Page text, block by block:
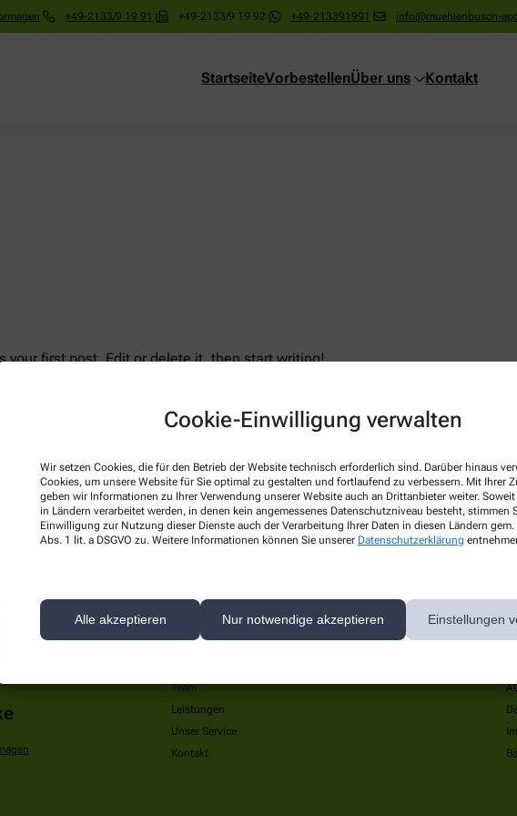
Cookie-Einwilligung verwalten
Wir setzen Cookies, die für den Betrieb der Website technisch erforderlich sind. Darüber hinaus
Cookies, um unsere Website für Sie optimal zu gestalten und fortlaufend zu verbessern. Mit Ihrer
geben wir Informationen zu Ihrer Verwendung unserer Website auch an Drittanbieter weiter. Soweit
in Ländern verarbeitet werden, in denen kein angemessenes Datenschutzniveau besteht, stimmen
Einwilligung zur Nutzung dieser Dienste auch der Verarbeitung Ihrer Daten in diesen Ländern
Abs. 1 lit. a DSGVO zu. Weitere Informationen können Sie unserer Datenschutzerklärung
Alle akzeptieren Nur notwendige akzeptieren Einstellungen
+49-2133/9 19 91 +49-2133/9 19 92 +49-213391991 info@muehlenbusch-
StartseiteVorbestellenÜber uns Kontakt
your first post. Edit or delete it, then start writing!
Team
Leistungen
Unser Service
Kontakt